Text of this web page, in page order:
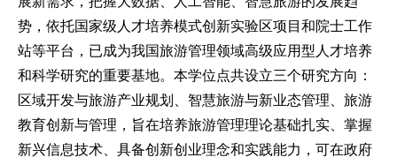
势，依托国家级人才培养模式创新实验区项目和院士工作
站等平台，已成为我国旅游管理领域高级应用型人才培养
和科学研究的重要基地。本学位点共设立三个研究方向：
区域开发与旅游产业规划、智慧旅游与新业态管理、旅游
教育创新与管理，旨在培养旅游管理理论基础扎实、掌握
新兴信息技术、具备创新创业理念和实践能力，可在政府